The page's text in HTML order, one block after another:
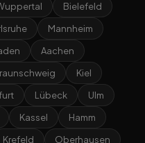
Bielefeld
Mannheim
Aachen
Kiel
Lübeck
Ulm
Kassel
Hamm
Krefeld Oberhausen